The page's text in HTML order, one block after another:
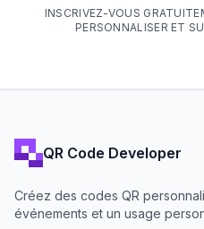
INSCRIVEZ-VOUS
PERSONNALISER ET
QR Code Developer
Créez des codes QR
événements et un usage